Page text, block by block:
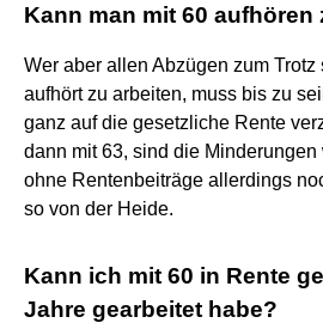
Kann man mit 60 aufhören
Wer aber allen Abzügen zum Trotz
aufhört zu arbeiten, muss bis zu
ganz auf die gesetzliche Rente
dann mit 63, sind die
ohne Rentenbeiträge allerdings
so von der Heide.
Kann ich mit 60 in Rente
Jahre gearbeitet habe?